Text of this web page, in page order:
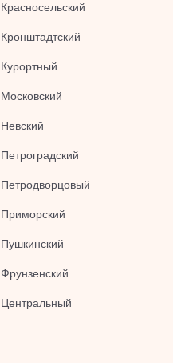
Красносельский
Кронштадтский
Курортный
Московский
Невский
Петроградский
Петродворцовый
Приморский
Пушкинский
Фрунзенский
Центральный